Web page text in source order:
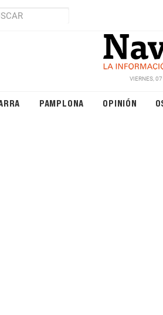
VIERNES,
PAMPLONA OPINIÓN